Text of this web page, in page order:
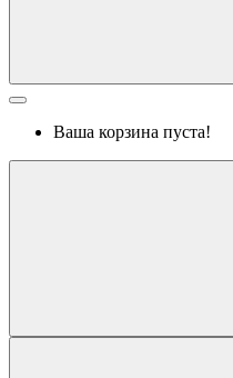
Ваша корзина пуста!